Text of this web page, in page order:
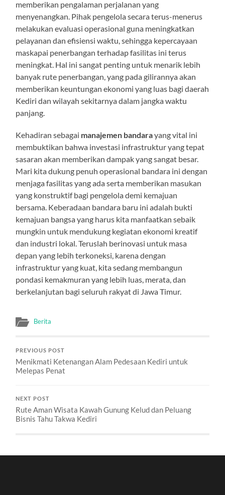
memberikan pengalaman perjalanan yang
menyenangkan. Pihak pengelola secara terus-menerus
melakukan evaluasi operasional guna meningkatkan
pelayanan dan efisiensi waktu, sehingga kepercayaan
maskapai penerbangan terhadap fasilitas ini terus
meningkat. Hal ini sangat penting untuk menarik lebih
banyak rute penerbangan, yang pada gilirannya akan
memberikan keuntungan ekonomi yang luas bagi daerah
Kediri dan wilayah sekitarnya dalam jangka waktu
panjang.
Kehadiran sebagai manajemen bandarayang vital ini
membuktikan bahwa investasi infrastruktur yang tepat
sasaran akan memberikan dampak yang sangat besar.
Mari kita dukung penuh operasional bandara ini dengan
menjaga fasilitas yang ada serta memberikan masukan
yang konstruktif bagi pengelola demi kemajuan
bersama. Keberadaan bandara baru ini adalah bukti
kemajuan bangsa yang harus kita manfaatkan sebaik
mungkin untuk mendukung kegiatan ekonomi kreatif
dan industri lokal. Teruslah berinovasi untuk masa
depan yang lebih terkoneksi, karena dengan
infrastruktur yang kuat, kita sedang membangun
pondasi kemakmuran yang lebih luas, merata, dan
berkelanjutan bagi seluruh rakyat di Jawa Timur.
Berita
PREVIOUS POST
Menikmati Ketenangan Alam Pedesaan Kediri untuk
Melepas Penat
NEXT POST
Rute Aman Wisata Kawah Gunung Kelud dan Peluang
Bisnis Tahu Takwa Kediri